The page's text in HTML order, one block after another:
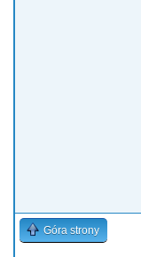
Góra strony